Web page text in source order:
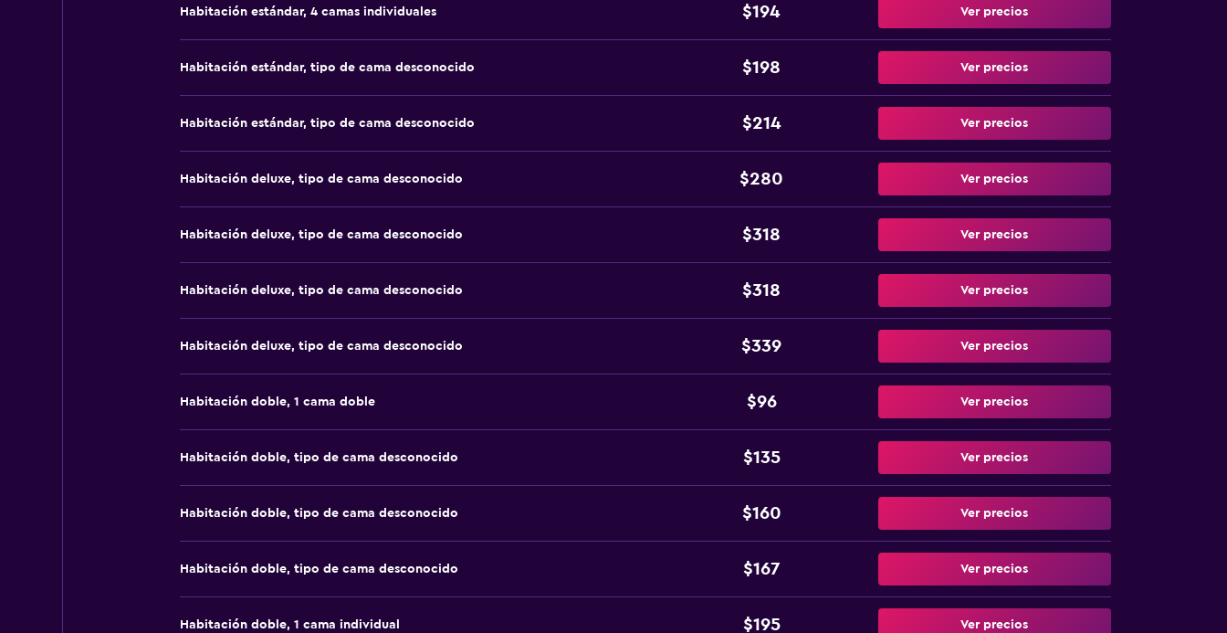
Habitación estándar, 4 camas individuales $194 Ver precios
Habitación estándar, tipo de cama desconocido $198 Ver precios
Habitación estándar, tipo de cama desconocido $214 Ver precios
Habitación deluxe, tipo de cama desconocido $280 Ver precios
Habitación deluxe, tipo de cama desconocido $318 Ver precios
Habitación deluxe, tipo de cama desconocido $318 Ver precios
Habitación deluxe, tipo de cama desconocido $339 Ver precios
Habitación doble, 1 cama doble $96 Ver precios
Habitación doble, tipo de cama desconocido $135 Ver precios
Habitación doble, tipo de cama desconocido $160 Ver precios
Habitación doble, tipo de cama desconocido $167 Ver precios
Habitación doble, 1 cama individual $195 Ver precios